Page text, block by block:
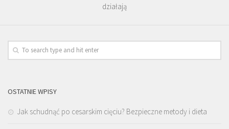
działają
OSTATNIE WPISY
Jak schudnąć po cesarskim cięciu? Bezpieczne metody i dieta